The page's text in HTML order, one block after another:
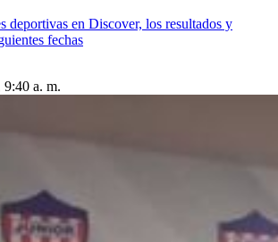
deportivas en Discover, los resultados y
fechas
9:40 a. m.